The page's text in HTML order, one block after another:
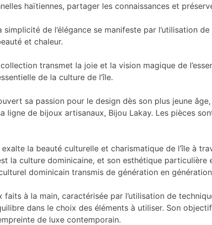
haïtiennes, partager les connaissances et
de l’élégance se manifeste par l’utilisation
et chaleur.
transmet la joie et la vision magique de
de la culture de l’île.
sa passion pour le design dès son plus jeune
ligne de bijoux artisanaux, Bijou Lakay. Les pièces
la beauté culturelle et charismatique de l’île à
la culture dominicaine, et son esthétique
dominicain transmis de génération en
à la main, caractérisée par l’utilisation de
dans le choix des éléments à utiliser. Son
de luxe contemporain.